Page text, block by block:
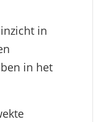
in
in het